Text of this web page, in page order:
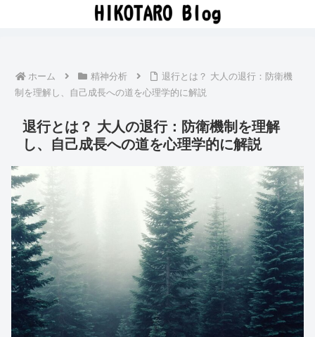
ホーム 精神分析
退行とは？ 大人の退行：防衛機
制を理解し、自己成長への道を心理学的に解説
退行とは？ 大人の退行：防衛機制を理解
し、自己成長への道を心理学的に解説